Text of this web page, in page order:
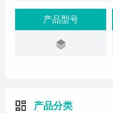
产品型号
产品分类